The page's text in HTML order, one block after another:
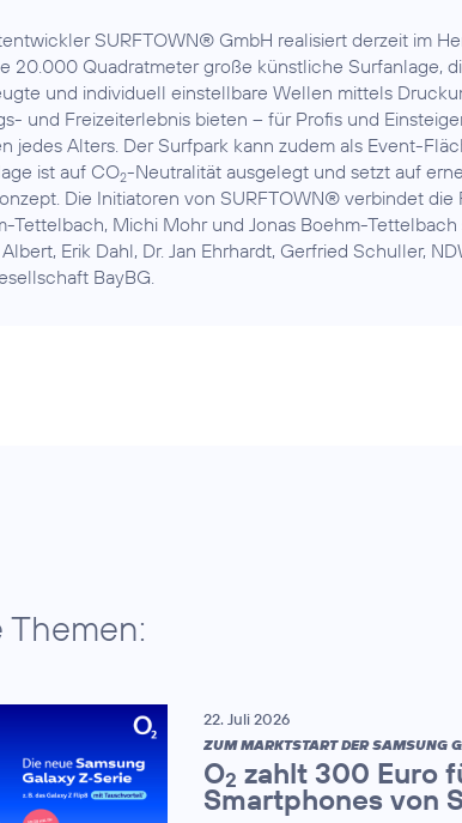
SURFTOWN® GmbH realisiert derzeit im
20.000 Quadratmeter große künstliche Surfanlage,
und individuell einstellbare Wellen mittels
und Freizeiterlebnis bieten – für Profis und
jedes Alters. Der Surfpark kann zudem als Event-
ist auf CO2-Neutralität ausgelegt und setzt auf
Die Initiatoren von SURFTOWN® verbindet die
Tettelbach, Michi Mohr und Jonas Boehm-
Erik Dahl, Dr. Jan Ehrhardt, Gerfried Schuller,
BayBG.
22. Juli 2026
ZUM MARKTSTART DER SAMSUNG
O2 zahlt 300 Euro
Smartphones von